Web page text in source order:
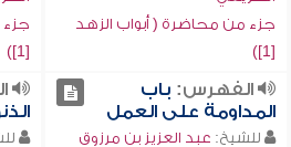
جزء من محاضرة ( أبواب الزهد
[1])
جزء
[1])
الفهرس: باب
المداومة على العمل
للشيخ: عبد العزيز بن مرزوق